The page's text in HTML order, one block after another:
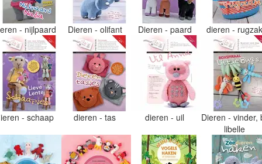
- nijlpaard Dieren - olifant Dieren - paard dieren -
- schaap dieren - tas dieren - uil
Dieren - vinder,
libelle